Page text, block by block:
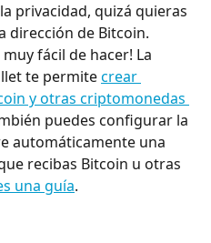
privacidad, quizá quieras
dirección de Bitcoin.
fácil de hacer! La
te permite crear
y otras criptomonedas
puedes configurar la
automáticamente una
recibas Bitcoin u otras
una guía.